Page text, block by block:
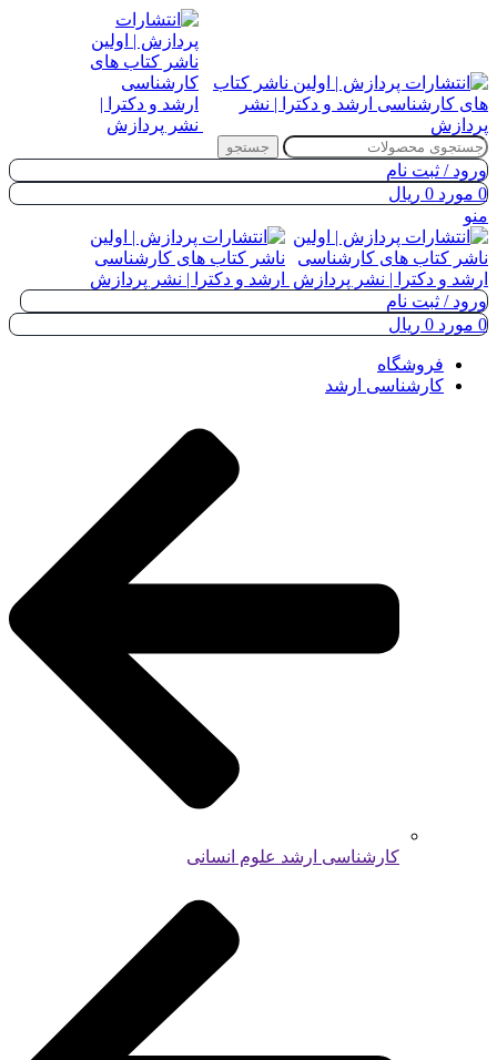
جستجو
ورود / ثبت نام
0 مورد 0 ریال
منو
ورود / ثبت نام
0 مورد 0 ریال
فروشگاه
کارشناسی ارشد
کارشناسی ارشد علوم انسانی